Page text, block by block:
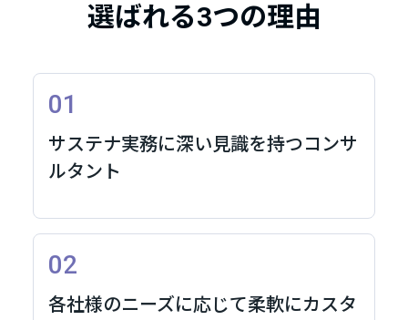
選ばれる3つの理由
01
サステナ実務に深い見識を持つコンサ
ルタント
02
各社様のニーズに応じて柔軟にカスタ